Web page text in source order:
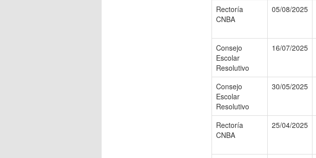
Rectoría
CNBA
05/08/2025
Consejo
Escolar
Resolutivo
16/07/2025
Consejo
Escolar
Resolutivo
30/05/2025
Rectoría
CNBA
25/04/2025